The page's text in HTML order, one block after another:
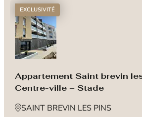
EXCLUSIVITÉ
Appartement Saint brevin
Centre-ville – Stade
SAINT BREVIN LES PINS